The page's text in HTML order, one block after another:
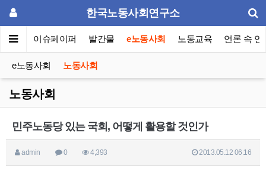
한국노동사회연구소
포럼 이슈페이퍼 발간물 e노동사회 노동교육 언론 속 연
e노동사회 노동사회
노동사회
민주노동당 있는 국회, 어떻게 활용할 것인가
admin 0 4,393 2013.05.12 06:16